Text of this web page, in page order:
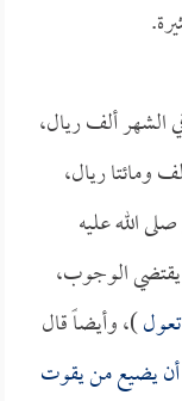
الشهر ألف ريال،
ومائتا ريال،
الله عليه
يقتضي الوجوب،
)، وأيضاً قال
أن يضيع من يقوت